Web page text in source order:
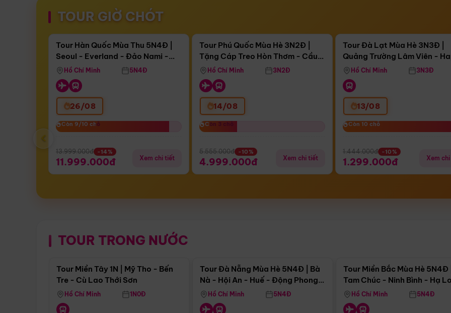
TOUR GIỜ CHÓT
Còn17 ngày 16:16:53
Bay Sun Phuquoc Airways
Điểm nổi bật
Tour Hàn Quốc Mùa Thu 5N4Đ |
Seoul - Everland - Đảo Nami -
Tháp Namsan (Bay Sun Phuquoc
Airways)
Hồ Chí Minh 5N4Đ
26/08
Còn 9/10 chỗ
Còn 9/10 chỗ
13.999.000đ -14%
11.999.000đ Xem chi tiết
Còn05 ngày 16:16:53
Tặng Cáp Treo Hòn Thơm
Tour Phú Quốc Mùa Hè 3N2Đ |
Tặng Cáp Treo Hòn Thơm - Cầu
Hôn - Công Viên Nước Aquatopia
Hồ Chí Minh 3N2Đ
14/08
Còn 3 chỗ
Còn 3 chỗ
5.555.000đ -10%
4.999.000đ Xem chi tiết
Còn04 ngày 16:16:53
Tour Đà Lạt Mùa Hè 3N3Đ |
Quảng Trường Lâm Viên -
Hill - Puppy Farm
Hồ Chí Minh 3N3Đ
13/08
Còn 10 chỗ
Còn 10 chỗ
1.444.000đ -10%
1.299.000đ Xem
‹
TOUR TRONG NƯỚC
Điểm nổi bật
Tour Miền Tây 1N | Mỹ Tho - Bến
Tre - Cù Lao Thới Sơn
Hồ Chí Minh 1N0Đ
Tour Đà Nẵng Mùa Hè 5N4Đ | Bà
Nà - Hội An - Huế - Động Phong
NhaHồ Chí Minh 5N4Đ
Tour Miền Bắc Mùa Hè 5N4Đ |
Tam Chúc - Ninh Bình - Hạ
Hồ Chí Minh 5N4Đ